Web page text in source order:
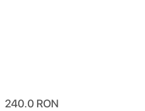
240.0 RON